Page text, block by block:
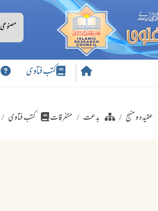
کتب فتاوی
عقیدہ و منہج بدعت متفرقات کتب فتاوی